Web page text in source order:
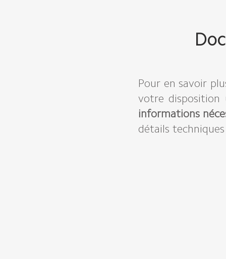
Pour en savoir
votre disposition
informations
détails